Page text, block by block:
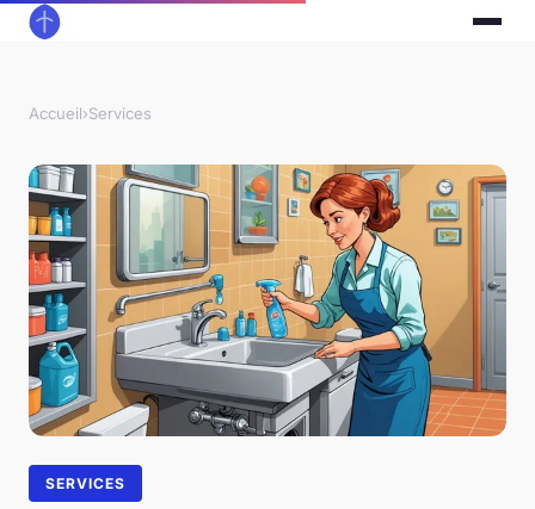
Accueil›Services
SERVICES